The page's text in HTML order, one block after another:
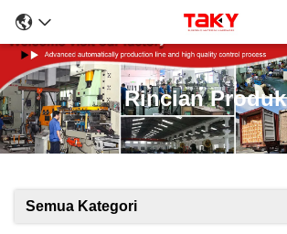
Rincian Produk
Semua Kategori